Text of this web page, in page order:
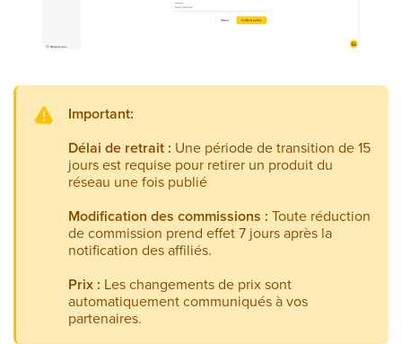
Important:
Délai de retrait : Une période de transition de 15
jours est requise pour retirer un produit du
réseau une fois publié
Modification des commissions : Toute réduction
de commission prend effet 7 jours après la
notification des affiliés.
Prix : Les changements de prix sont
automatiquement communiqués à vos
partenaires.